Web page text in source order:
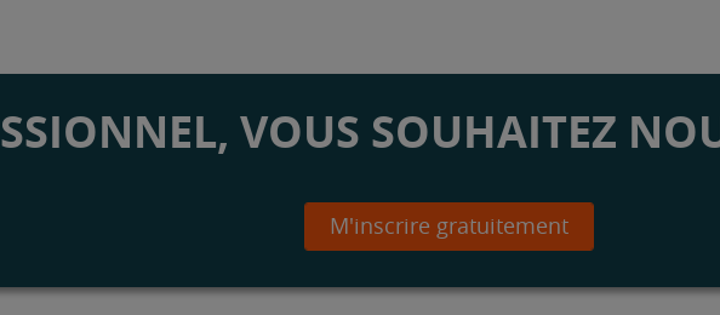
VOUS SOUHAITEZ
M'inscrire gratuitement